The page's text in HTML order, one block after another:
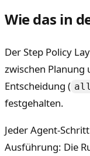
Wie das in
Der Step Policy
zwischen Planung
Entscheidung (
festgehalten.
Jeder Agent-
Ausführung: Die